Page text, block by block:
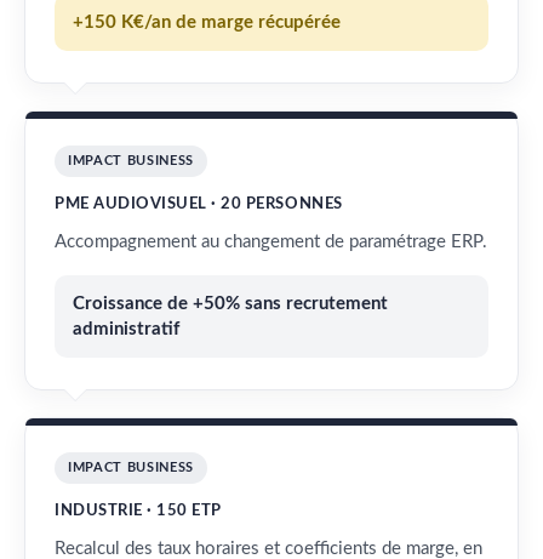
+150 K€/an de marge récupérée
IMPACT BUSINESS
PME AUDIOVISUEL · 20 PERSONNES
Accompagnement au changement de paramétrage ERP.
Croissance de +50% sans recrutement
administratif
IMPACT BUSINESS
INDUSTRIE · 150 ETP
Recalcul des taux horaires et coefficients de marge, en